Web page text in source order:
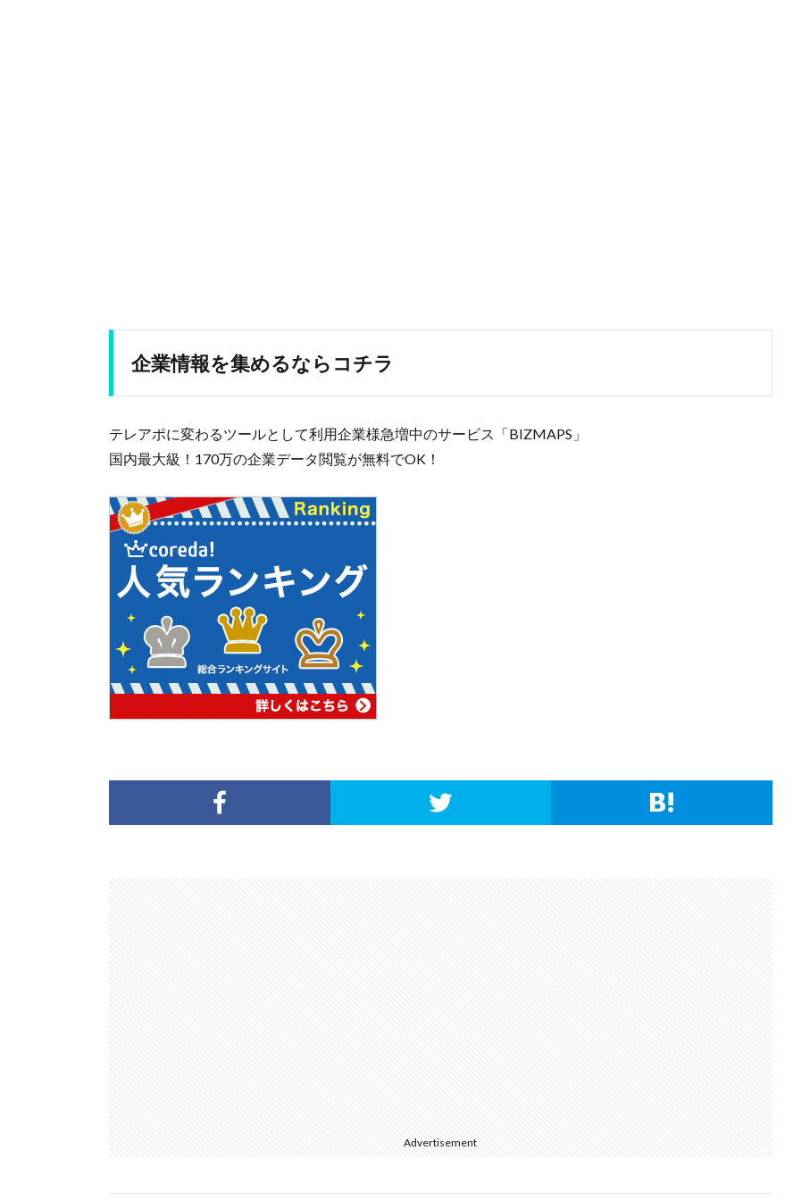
企業情報を集めるならコチラ
テレアポに変わるツールとして利用企業様急増中のサービス「BIZMAPS」
国内最大級！170万の企業データ閲覧が無料でOK！
Advertisement